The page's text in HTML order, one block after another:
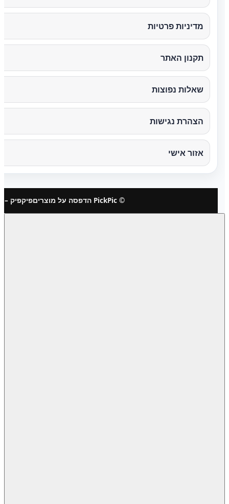
מדיניות פרטיות
תקנון האתר
שאלות נפוצות
הצהרת נגישות
אזור אישי
© PickPic הדפסה על מוצרים פיקפיק –